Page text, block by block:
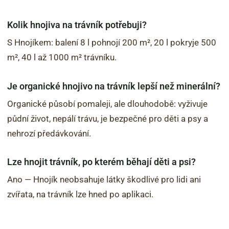
Kolik hnojiva na trávník potřebuji?
S Hnojíkem: balení 8 l pohnojí 200 m², 20 l pokryje 500
m², 40 l až 1000 m² trávníku.
Je organické hnojivo na trávník lepší než minerální?
Organické působí pomaleji, ale dlouhodobě: vyživuje
půdní život, nepálí trávu, je bezpečné pro děti a psy a
nehrozí předávkování.
Lze hnojit trávník, po kterém běhají děti a psi?
Ano — Hnojík neobsahuje látky škodlivé pro lidi ani
zvířata, na trávník lze hned po aplikaci.